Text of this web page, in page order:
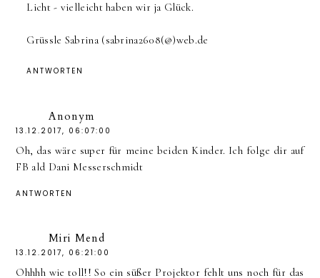
Licht - vielleicht haben wir ja Glück.
Grüssle Sabrina (sabrina2608(@)web.de
ANTWORTEN
Anonym
13.12.2017, 06:07:00
Oh, das wäre super für meine beiden Kinder. Ich folge dir auf
FB ald Dani Messerschmidt
ANTWORTEN
Miri Mend
13.12.2017, 06:21:00
Ohhhh wie toll!! So ein süßer Projektor fehlt uns noch für das